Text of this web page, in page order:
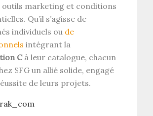
outils marketing et conditions
Qu’il s’agisse de
individuels ou de
intégrant la
Cà leur catalogue, chacun
SFG un allié solide, engagé
de leurs projets.